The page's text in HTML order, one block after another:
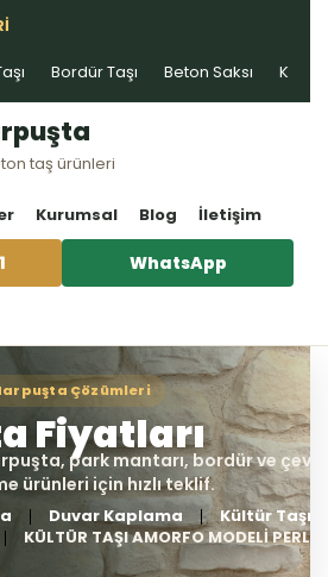
Bordür Taşı Beton Saksı Kablo
taş ürünleri
Kurumsal Blog İletişim
WhatsApp
Duvar Kaplama
Kültür Taşı
KÜLTÜR TAŞI AMORFO MODELİ PERLA